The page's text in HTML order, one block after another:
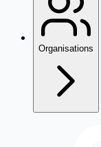
Organisations